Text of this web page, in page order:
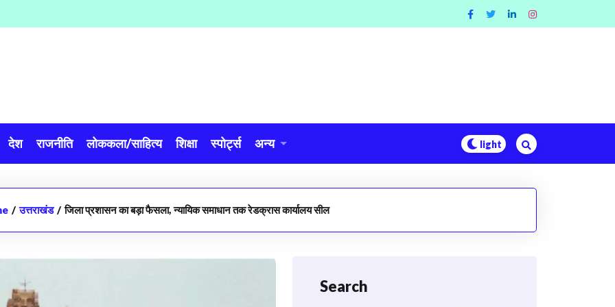
देश राजनीति लोककला/साहित्य शिक्षा स्पोर्ट्स अन्य
/ उत्तराखंड / जिला प्रशासन का बड़ा फैसला, न्यायिक समाधान तक रेडक्रास कार्यालय सील
Search